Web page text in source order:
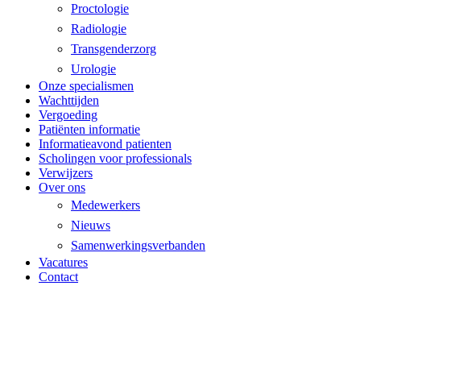
Proctologie
Radiologie
Transgenderzorg
Urologie
Onze specialismen
Wachttijden
Vergoeding
Patiënten informatie
Informatieavond patienten
Scholingen voor professionals
Verwijzers
Over ons
Medewerkers
Nieuws
Samenwerkingsverbanden
Vacatures
Contact